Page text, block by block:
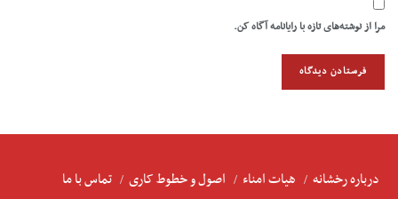
مرا از نوشته‌های تازه با رایانامه آگاه کن.
درباره رخشانه هیات امناء اصول و خطوط کاری تماس با ما